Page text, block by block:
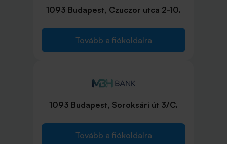
1093 Budapest, Czuczor utca 2-10.
Tovább a fiókoldalra
1093 Budapest, Soroksári út 3/C.
Tovább a fiókoldalra